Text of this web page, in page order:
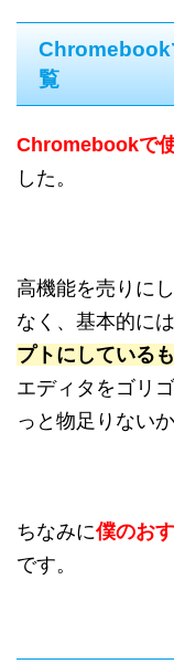
Chromebook
覧
Chromebookで
した。
高機能を売りに
なく、基本的には
プトにしている
エディタをゴリ
っと物足りない
ちなみに僕のお
です。